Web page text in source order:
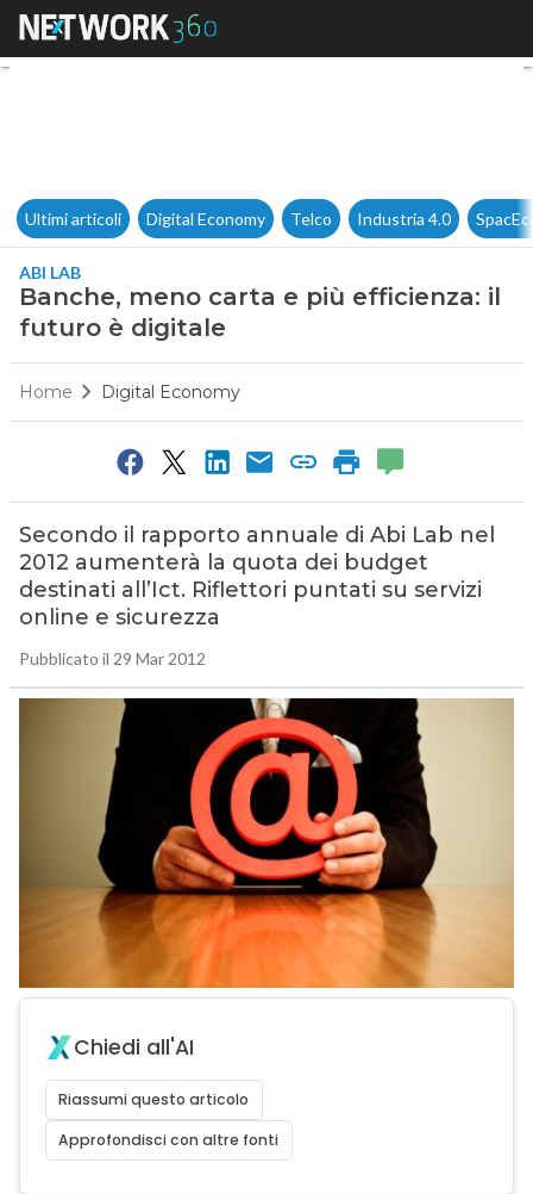
Banche, meno carta e più
Ultimi articoli Digital Economy Telco Industria 4.0
ABI LAB
Banche, meno carta e più efficienza: il
futuro è digitale
Home Digital Economy
Secondo il rapporto annuale di Abi Lab nel
2012 aumenterà la quota dei budget
destinati all’Ict. Riflettori puntati su servizi
online e sicurezza
Pubblicato il 29 Mar 2012
Chiedi all'AI
Riassumi questo articolo
Approfondisci con altre fonti